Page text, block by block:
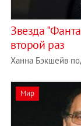
Звезда
второй раз
Ханна Бэкшейв
Мир